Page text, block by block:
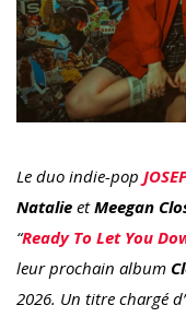
Le duo indie-pop
Natalie etMeegan
“Ready To Let You
leur prochain album
2026. Un titre chargé